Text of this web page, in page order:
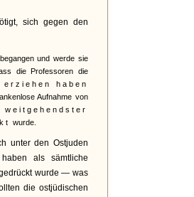
sich gegen den
und werde sie
die Professoren die
erziehen haben
Aufnahme von
weitgehendster
wurde.
unter den Ostjuden
als sämtliche
wurde — was
die ostjüdischen